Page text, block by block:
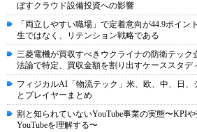
ぼすクラウド設備投資への影響
「両立しやすい職場」で定着意向が44.9ポイ
生ではなく、リテンション戦略である
三菱電機が買収すべきウクライナの防衛テッ
法論で特定、買収金額を割り出すケーススタデ
フィジカルAI「物流テック」米、欧、中、日、
とプレイヤーまとめ
割と知られていないYouTube事業の実態〜KPI
YouTubeを理解する〜